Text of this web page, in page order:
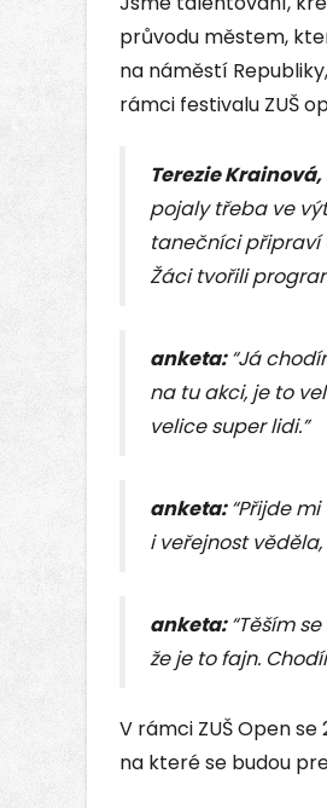
průvodu městem,
na náměstí
rámci festivalu ZUŠ
Terezie
pojaly třeba ve
tanečníci připraví
Žáci tvořili
anketa:“Já
na tu akci, je to
velice super lidi.”
anketa:“Přijde
i veřejnost
anketa:“Těším
že je to fajn.
V rámci ZUŠ Open
na které se budou